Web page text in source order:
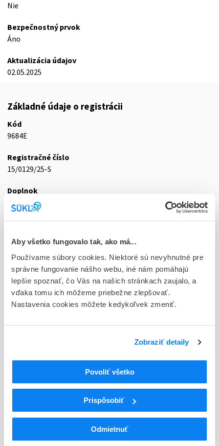
Aby všetko fungovalo tak, ako má...
Používame súbory cookies. Niektoré sú nevyhnutné pre
správne fungovanie nášho webu, iné nám pomáhajú
lepšie spoznať, čo Vás na našich stránkach zaujalo, a
vďaka tomu ich môžeme priebežne zlepšovať.
Nastavenia cookies môžete kedykoľvek zmeniť.
Zobraziť detaily
Povoliť všetko
Prispôsobiť
Odmietnuť
Nie
Bezpečnostný prvok
Áno
Aktualizácia údajov
02.05.2025
Základné údaje o registrácii
Kód
9684E
Registračné číslo
15/0129/25-S
Doplnok
plo ijf 10x1 000 mg (liek.inj.skl.)
Stav
Typ registračnej procedúry
Decentralizovaná
Držiteľ, krajina
Olikla s.r.o., Česká republika
Indikačná skupina
J01
ANTIBIOTIKÁ NA SYSTÉMOVÉ POUŽITIE
INÉ BETALAKTÁMOVÉ ANTIBIOTIKÁ
J01DH
Karbapenémy
Meropeném